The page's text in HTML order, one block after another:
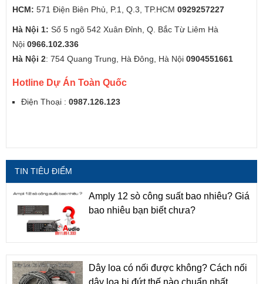
HCM: 571 Điện Biên Phủ, P.1, Q.3, TP.HCM 0929257227
Hà Nội 1: Số 5 ngõ 542 Xuân Đỉnh, Q. Bắc Từ Liêm Hà
Nội 0966.102.336
Hà Nội 2: 754 Quang Trung, Hà Đông, Hà Nội 0904551661
Hotline Dự Án Toàn Quốc
Điện Thoại : 0987.126.123
TIN TIÊU ĐIỂM
Amply 12 sò công suất bao nhiêu? Giá
bao nhiêu bạn biết chưa?
Dây loa có nối được không? Cách nối
dây loa bị đứt thế nào chuẩn nhất